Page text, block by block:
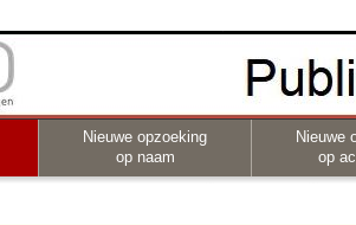
Nieuwe opzoeking
op naam
Nieuwe
op